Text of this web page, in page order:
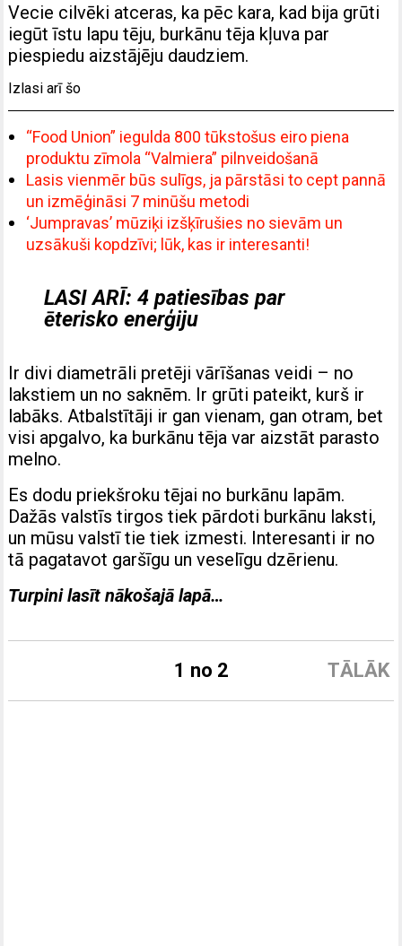
Vecie cilvēki atceras, ka pēc kara, kad bija grūti
iegūt īstu lapu tēju, burkānu tēja kļuva par
piespiedu aizstājēju daudziem.
Izlasi arī šo
“Food Union” iegulda 800 tūkstošus eiro piena
produktu zīmola “Valmiera” pilnveidošanā
Lasis vienmēr būs sulīgs, ja pārstāsi to cept pannā
un izmēģināsi 7 minūšu metodi
‘Jumpravas’ mūziķi izšķīrušies no sievām un
uzsākuši kopdzīvi; lūk, kas ir interesanti!
LASI ARĪ:4 patiesības par
ēterisko enerģiju
Ir divi diametrāli pretēji vārīšanas veidi – no
lakstiem un no saknēm. Ir grūti pateikt, kurš ir
labāks. Atbalstītāji ir gan vienam, gan otram, bet
visi apgalvo, ka burkānu tēja var aizstāt parasto
melno.
Es dodu priekšroku tējai no burkānu lapām.
Dažās valstīs tirgos tiek pārdoti burkānu laksti,
un mūsu valstī tie tiek izmesti. Interesanti ir no
tā pagatavot garšīgu un veselīgu dzērienu.
Turpini lasīt nākošajā lapā…
TĀLĀK
1 no 2